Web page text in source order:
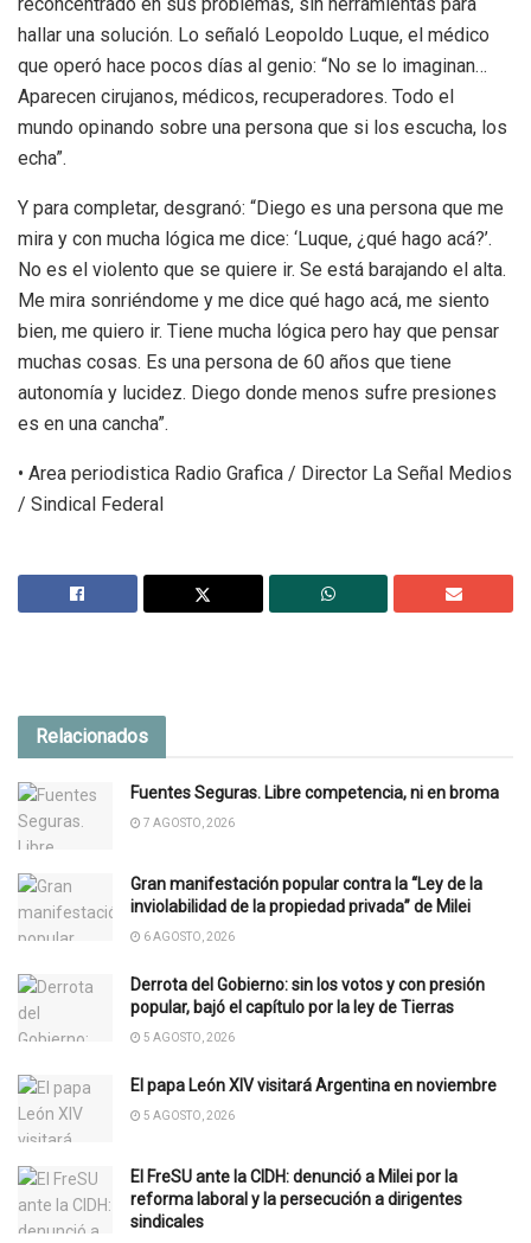
hallar una solución. Lo señaló Leopoldo Luque, el médico
que operó hace pocos días al genio: “No se lo imaginan…
Aparecen cirujanos, médicos, recuperadores. Todo el
mundo opinando sobre una persona que si los escucha, los
echa”.
Y para completar, desgranó: “Diego es una persona que me
mira y con mucha lógica me dice: ‘Luque, ¿qué hago acá?’.
No es el violento que se quiere ir. Se está barajando el alta.
Me mira sonriéndome y me dice qué hago acá, me siento
bien, me quiero ir. Tiene mucha lógica pero hay que pensar
muchas cosas. Es una persona de 60 años que tiene
autonomía y lucidez. Diego donde menos sufre presiones
es en una cancha”.
• Area periodistica Radio Grafica / Director La Señal Medios
/ Sindical Federal
Relacionados
Fuentes Seguras. Libre competencia, ni en broma
7 AGOSTO, 2026
Gran manifestación popular contra la “Ley de la
inviolabilidad de la propiedad privada” de Milei
6 AGOSTO, 2026
Derrota del Gobierno: sin los votos y con presión
popular, bajó el capítulo por la ley de Tierras
5 AGOSTO, 2026
El papa León XIV visitará Argentina en noviembre
5 AGOSTO, 2026
El FreSU ante la CIDH: denunció a Milei por la
reforma laboral y la persecución a dirigentes
sindicales